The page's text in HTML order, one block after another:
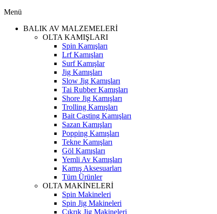
Menü
BALIK AV MALZEMELERİ
OLTA KAMIŞLARI
Spin Kamışları
Lrf Kamışları
Surf Kamışlar
Jig Kamışları
Slow Jig Kamışları
Tai Rubber Kamışları
Shore Jig Kamışları
Trolling Kamışları
Bait Casting Kamışları
Sazan Kamışları
Popping Kamışları
Tekne Kamışları
Göl Kamışları
Yemli Av Kamışları
Kamış Aksesuarları
Tüm Ürünler
OLTA MAKİNELERİ
Spin Makineleri
Spin Jig Makineleri
Çıkrık Jig Makineleri